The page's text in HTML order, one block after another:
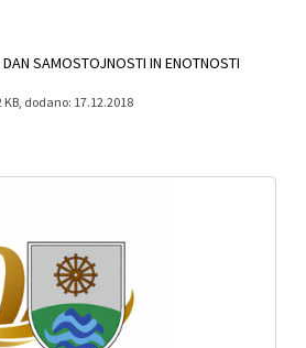
SAMOSTOJNOSTI IN ENOTNOSTI
KB, dodano: 17.12.2018